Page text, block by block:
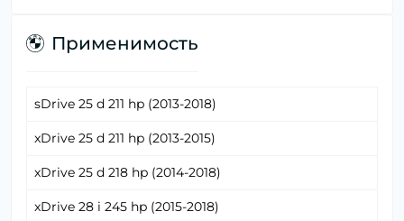
Применимость
sDrive 25 d 211 hp (2013-2018)
xDrive 25 d 211 hp (2013-2015)
xDrive 25 d 218 hp (2014-2018)
xDrive 28 i 245 hp (2015-2018)